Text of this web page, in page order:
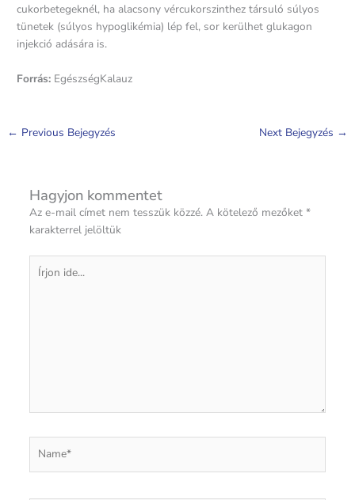
cukorbetegeknél, ha alacsony vércukorszinthez társuló súlyos
tünetek (súlyos hypoglikémia) lép fel, sor kerülhet glukagon
injekció adására is.
Forrás: EgészségKalauz
← Previous Bejegyzés Next Bejegyzés →
Hagyjon kommentet
Az e-mail címet nem tesszük közzé. A kötelező mezőket *
karakterrel jelöltük
Írjon
ide...